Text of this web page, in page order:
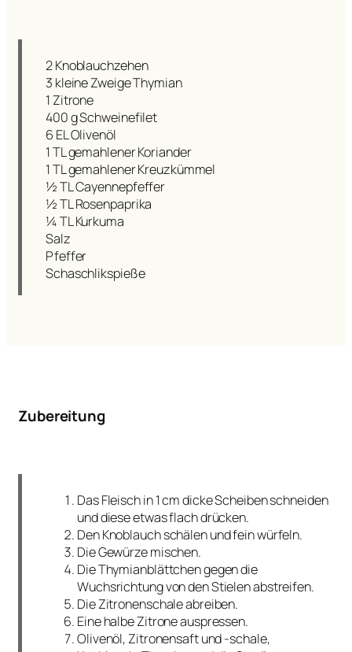
2 Knoblauchzehen
3 kleine Zweige Thymian
1 Zitrone
400 g Schweinefilet
6 EL Olivenöl
1 TL gemahlener Koriander
1 TL gemahlener Kreuzkümmel
½ TL Cayennepfeffer
½ TL Rosenpaprika
¼ TL Kurkuma
Salz
Pfeffer
Schaschlikspieße
Zubereitung
Das Fleisch in 1 cm dicke Scheiben schneiden
und diese etwas flach drücken.
Den Knoblauch schälen und fein würfeln.
Die Gewürze mischen.
Die Thymianblättchen gegen die
Wuchsrichtung von den Stielen abstreifen.
Die Zitronenschale abreiben.
Eine halbe Zitrone auspressen.
Olivenöl, Zitronensaft und -schale,